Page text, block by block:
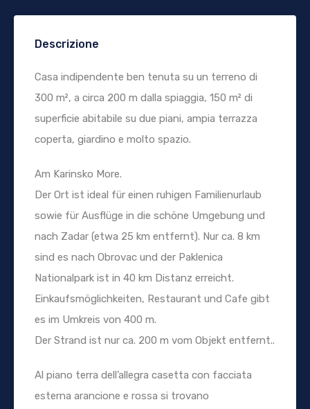
Descrizione
Casa indipendente ben tenuta su un terreno di
300 m², a circa 200 m dalla spiaggia, 150 m² di
superficie abitabile su due piani, ampia terrazza
coperta, giardino e molto spazio.
Am Karinsko More.
Der Ort ist ideal für einen ruhigen Familienurlaub
sowie für Ausflüge in die schöne Umgebung und
nach Zadar (etwa 25 km entfernt). Nur ca. 8 km
sind es nach Obrovac und der Paklenica
Nationalpark ist in 40 km Distanz erreicht.
Einkaufsmöglichkeiten, Restaurant und Cafe gibt
es im Umkreis von 400 m.
Der Strand ist nur ca. 200 m vom Objekt entfernt..
Al piano terra dell’allegra casetta con facciata
esterna arancione e rossa si trovano